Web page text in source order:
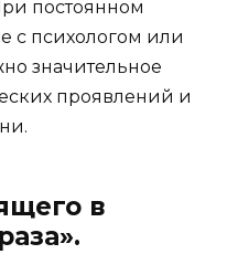
постоянном
с психологом или
значительное
проявлений и
в